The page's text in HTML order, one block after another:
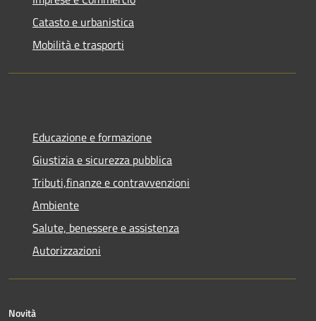
Catasto e urbanistica
Mobilità e trasporti
Educazione e formazione
Giustizia e sicurezza pubblica
Tributi,finanze e contravvenzioni
Ambiente
Salute, benessere e assistenza
Autorizzazioni
Novità